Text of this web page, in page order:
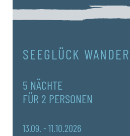
SEEGLÜCK
5 NÄCHTE
FÜR 2 PERSONEN
13.09. - 11.10.2026